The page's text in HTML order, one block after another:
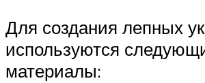
Для создания лепных
используются
материалы: